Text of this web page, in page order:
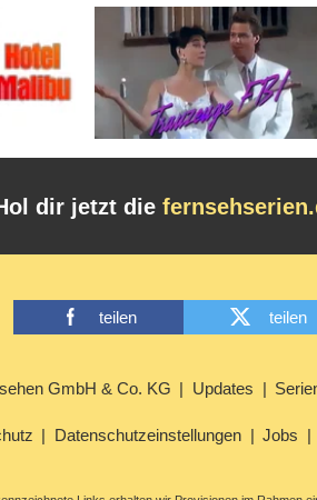
dir jetzt die
teilen teilen
GmbH & Co. KG Updates
Datenschutzeinstellungen Jobs